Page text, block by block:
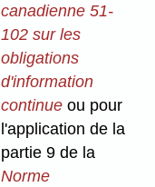
canadienne 51-
102 sur les
obligations
d'information
continueou pour
l'application de la
partie 9 de la
Norme